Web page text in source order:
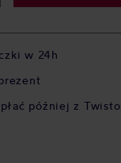
w 24h
później z Twisto